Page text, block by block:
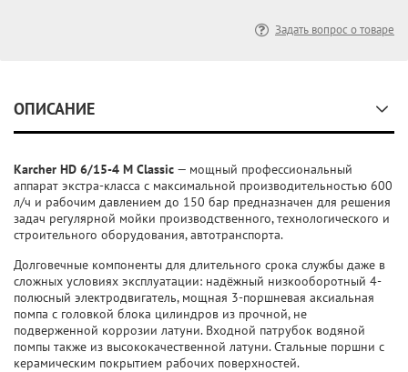
Задать вопрос о товаре
ОПИСАНИЕ
Karcher HD 6/15-4 M Classic — мощный профессиональный
аппарат экстра-класса с максимальной производительностью 600
л/ч и рабочим давлением до 150 бар предназначен для решения
задач регулярной мойки производственного, технологического и
строительного оборудования, автотранспорта.
Долговечные компоненты для длительного срока службы даже в
сложных условиях эксплуатации: надёжный низкооборотный 4-
полюсный электродвигатель, мощная 3-поршневая аксиальная
помпа с головкой блока цилиндров из прочной, не
подверженной коррозии латуни. Входной патрубок водяной
помпы также из высококачественной латуни. Стальные поршни с
керамическим покрытием рабочих поверхностей.